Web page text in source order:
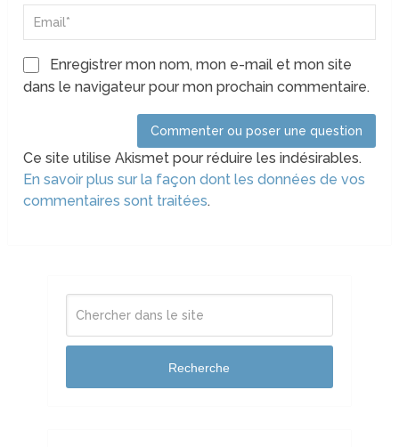
Enregistrer mon nom, mon e-mail et mon site
dans le navigateur pour mon prochain commentaire.
Ce site utilise Akismet pour réduire les indésirables.
En savoir plus sur la façon dont les données de vos
commentaires sont traitées.
Recherche